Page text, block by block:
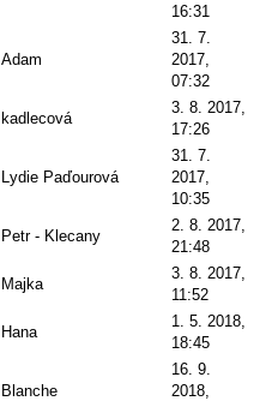
16:31
Adam
31. 7.
2017,
07:32
kadlecová
3. 8. 2017,
17:26
Lydie Paďourová
31. 7.
2017,
10:35
Petr - Klecany
2. 8. 2017,
21:48
Majka
3. 8. 2017,
11:52
Hana
1. 5. 2018,
18:45
Blanche
16. 9.
2018,